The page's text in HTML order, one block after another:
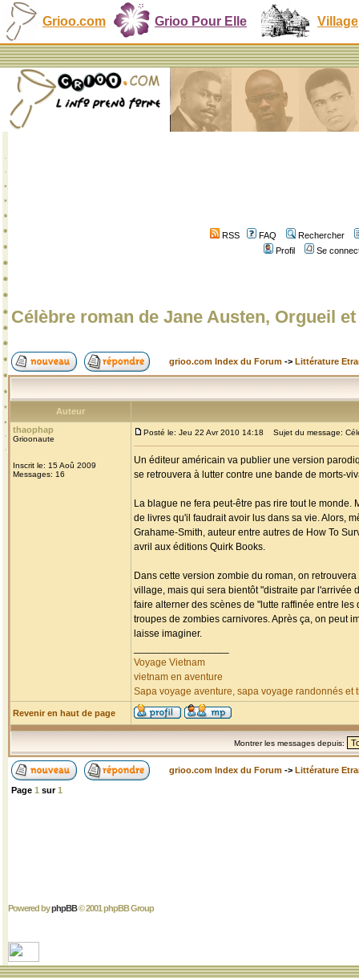
Grioo.com Grioo Pour Elle Village
RSS FAQ
Rechercher
Profil
Se
Célèbre roman de Jane Austen, Orgueil
grioo.com Index du Forum -> Littérature
Auteur
thaophap
Grioonaute
Inscrit le: 15 Aoû 2009
Messages: 16
Posté le: Jeu 22 Avr 2010 14:18 Sujet du message:
Un éditeur américain va publier une version
se retrouvera à lutter contre une bande de morts-
La blague ne fera peut-être pas rire tout le
de livres qu'il faudrait avoir lus dans sa vie. Alors,
Grahame-Smith, auteur entre autres de How To
avril aux éditions Quirk Books.
Dans cette version zombie du roman, on
village, mais qui sera bientôt "distraite par l'arrivée
faire alterner des scènes de "lutte raffinée entre
troupes de zombies carnivores. Après ça, on peut
laisse imaginer.
Voyage Vietnam
vietnam en aventure
Sapa voyage aventure, sapa voyage randonnés et
Revenir en haut de page
Montrer les messages depuis:
grioo.com Index du Forum -> Littérature
Page 1 sur1
Powered byphpBB© 2001 phpBB Group